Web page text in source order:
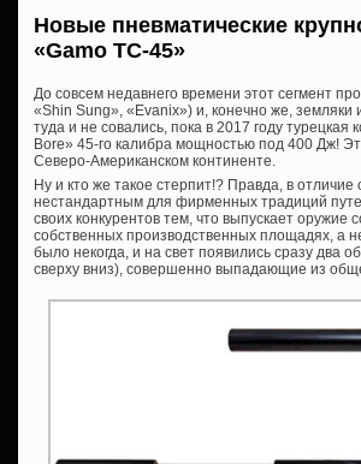
Новые пневматические
«Gamo TC-45»
До совсем недавнего времени этот сегмент
«Shin Sung», «Evanix») и, конечно же,
туда и не совались, пока в 2017 году
Bore» 45-го калибра мощностью под 400 Дж!
Северо-Американском континенте.
Ну и кто же такое стерпит!? Правда, в
нестандартным для фирменных традиций
своих конкурентов тем, что выпускает
собственных производственных площадях, а
было некогда, и на свет появились сразу два
сверху вниз), совершенно выпадающие из